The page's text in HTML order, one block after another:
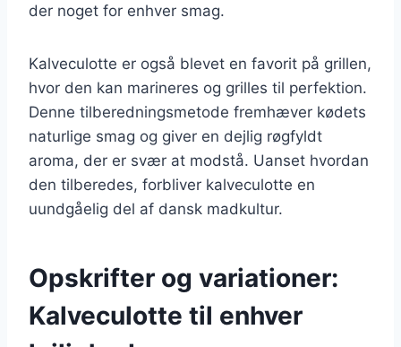
der noget for enhver smag.
Kalveculotte er også blevet en favorit på grillen,
hvor den kan marineres og grilles til perfektion.
Denne tilberedningsmetode fremhæver kødets
naturlige smag og giver en dejlig røgfyldt
aroma, der er svær at modstå. Uanset hvordan
den tilberedes, forbliver kalveculotte en
uundgåelig del af dansk madkultur.
Opskrifter og variationer:
Kalveculotte til enhver